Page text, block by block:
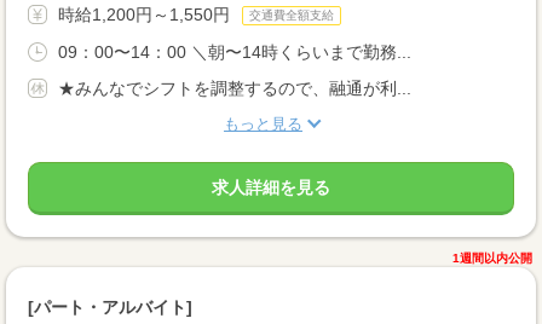
時給1,200円～1,550円 交通費全額支給
09：00〜14：00 ＼朝〜14時くらいまで勤務...
★みんなでシフトを調整するので、融通が利...
もっと見る
求人詳細を見る
1週間以内公開
[パート・アルバイト]